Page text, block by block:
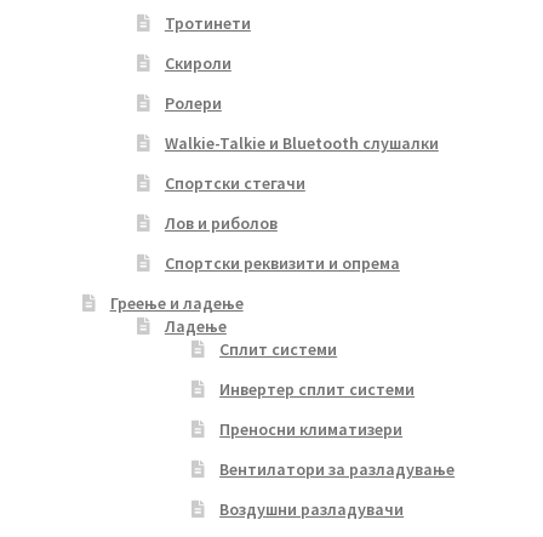
Тротинети
Скироли
Ролери
Walkie-Talkie и Bluetooth слушалки
Спортски стегачи
Лов и риболов
Спортски реквизити и опрема
Греење и ладење
Ладење
Сплит системи
Инвертер сплит системи
Преносни климатизери
Вентилатори за разладување
Воздушни разладувачи